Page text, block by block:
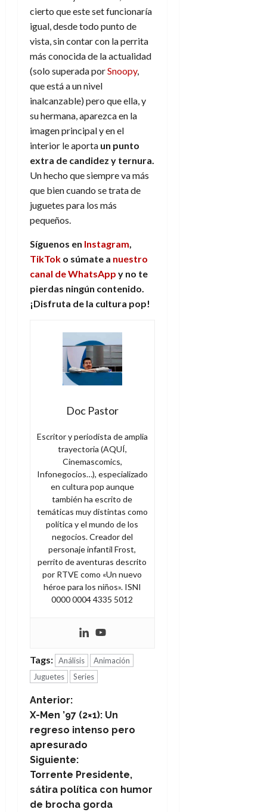
cierto que este set funcionaría
igual, desde todo punto de
vista, sin contar con la perrita
más conocida de la actualidad
(solo superada porSnoopy,
que está a un nivel
inalcanzable) pero que ella, y
su hermana, aparezca en la
imagen principal y en el
interior le aporta un punto
extra de candidez y ternura.
Un hecho que siempre va más
que bien cuando se trata de
juguetes para los más
pequeños.
Síguenos en Instagram
TikTok o súmate a nuestro
canal de WhatsApp y no te
pierdas ningún contenido.
¡Disfruta de la cultura pop!
Doc Pastor
Escritor y periodista de amplia
trayectoria (AQUÍ,
Cinemascomics,
Infonegocios…), especializado
en cultura pop aunque
también ha escrito de
temáticas muy distintas como
política y el mundo de los
negocios. Creador del
personaje infantil Frost,
perrito de aventuras descrito
por RTVE como «Un nuevo
héroe para los niños». ISNI
0000 0004 4335 5012
Tags: Análisis
Animación
Juguetes
Series
N
a
v
e
g
Anterior:
X-Men ’97 (2×1): Un
regreso intenso pero
apresurado
Siguiente:
Torrente Presidente,
sátira política con humor
de brocha gorda